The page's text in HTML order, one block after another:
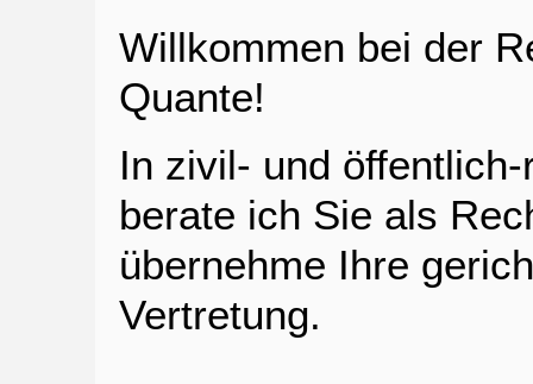
Willkommen bei der
Quante!
In zivil- und
berate ich Sie als
übernehme Ihre
Vertretung.